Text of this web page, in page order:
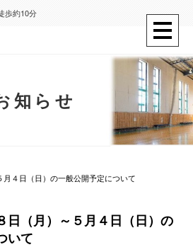
歩約10分
知らせ
４日（日）の一般公開予定について
日（月）～５月４日（日）の
いて